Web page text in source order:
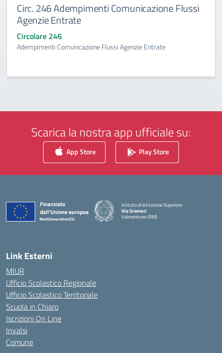
Circ. 246 Adempimenti Comunicazione Flussi
Agenzie Entrate
Circolare 246
Adempimenti Comunicazione Flussi Agenzie Entrate
Scarica la nostra app ufficiale su:
App Store Play Store
Istituto di Istruzione Superiore
Via Gramsci
Valmontone (RM)
Link Esterni
MIUR
Ufficio Scolastico Regionale
Ufficio Scolastico Territoriale
Scuola in Chiaro
Iscrizioni On Line
Invalsi
Comune